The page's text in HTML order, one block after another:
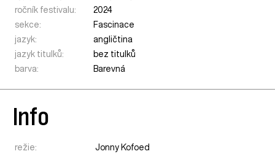
ročník festivalu:
2024
sekce:
Fascinace
jazyk:
angličtina
jazyk titulků:
bez titulků
barva:
Barevná
Info
režie:
Jonny Kofoed